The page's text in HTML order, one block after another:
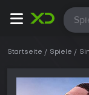
Alle
Startseite Spiele